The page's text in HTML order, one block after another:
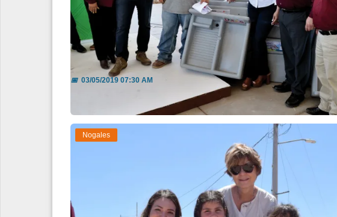
Benefician con viviendaA residentes de S...
📅03/05/2019 07:30 AM
Nogales